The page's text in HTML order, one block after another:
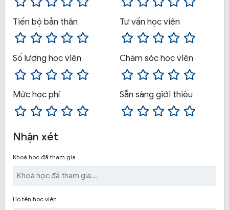
cấp quận trở lên
Bằng lái xe mô tô ( photo ), nếu có.
5. Tại sao bạn không thể bỏ qua trung tâm
đào tạo lái xe Minh Phát?
Tiến bộ bản thân Tư vấn học viên
Số lượng học viên Chăm sóc học viên
Mức học phí Sẵn sàng giới thiệu
Nhận xét
Khoá học đã tham gia
Họ tên học viên